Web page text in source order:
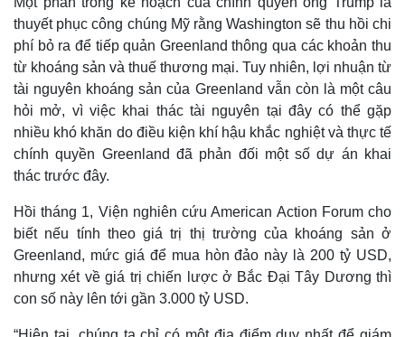
Giá cà phê
thuyết phục công chúng Mỹ rằng Washington sẽ thu hồi chi
phí bỏ ra để tiếp quản Greenland thông qua các khoản thu
từ khoáng sản và thuế thương mại. Tuy nhiên, lợi nhuận từ
tài nguyên khoáng sản của Greenland vẫn còn là một câu
hỏi mở, vì việc khai thác tài nguyên tại đây có thể gặp
nhiều khó khăn do điều kiện khí hậu khắc nghiệt và thực tế
chính quyền Greenland đã phản đối một số dự án khai
thác trước đây.
Hồi tháng 1, Viện nghiên cứu American Action Forum cho
biết nếu tính theo giá trị thị trường của khoáng sản ở
Greenland, mức giá để mua hòn đảo này là 200 tỷ USD,
nhưng xét về giá trị chiến lược ở Bắc Đại Tây Dương thì
con số này lên tới gần 3.000 tỷ USD.